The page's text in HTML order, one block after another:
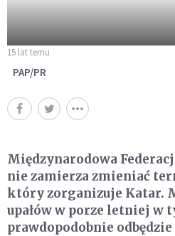
15 lat temu
PAP/PR
Międzynarodowa
nie zamierza zmieniać
który zorganizuje Katar.
upałów w porze letniej w
prawdopodobnie odbędzie